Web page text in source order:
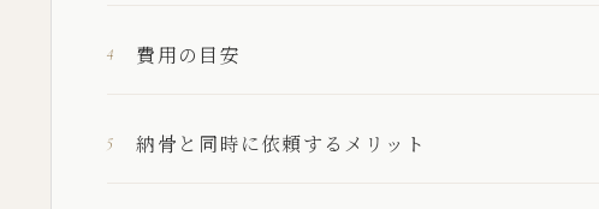
費用の目安
納骨と同時に依頼するメリット